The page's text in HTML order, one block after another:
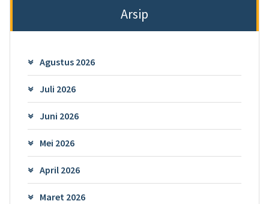
Arsip
Agustus 2026
Juli 2026
Juni 2026
Mei 2026
April 2026
Maret 2026